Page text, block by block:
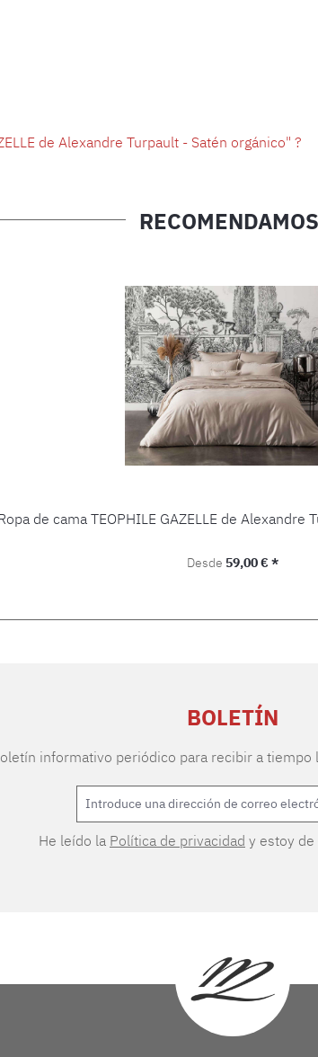
de Alexandre Turpault - Satén orgánico" ?
de cama TEOPHILE GAZELLE de Alexandre
Precio normal:
Desde 59,00 € *
BOLETÍN
informativo periódico para recibir a
He leído la Política de privacidad y estoy de